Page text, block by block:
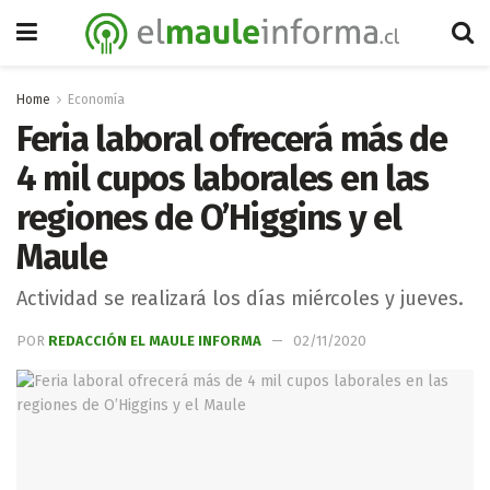
Home Economía
Feria laboral ofrecerá más de
4 mil cupos laborales en las
regiones de O’Higgins y el
Maule
Actividad se realizará los días miércoles y jueves.
POR REDACCIÓN EL MAULE INFORMA 02/11/2020